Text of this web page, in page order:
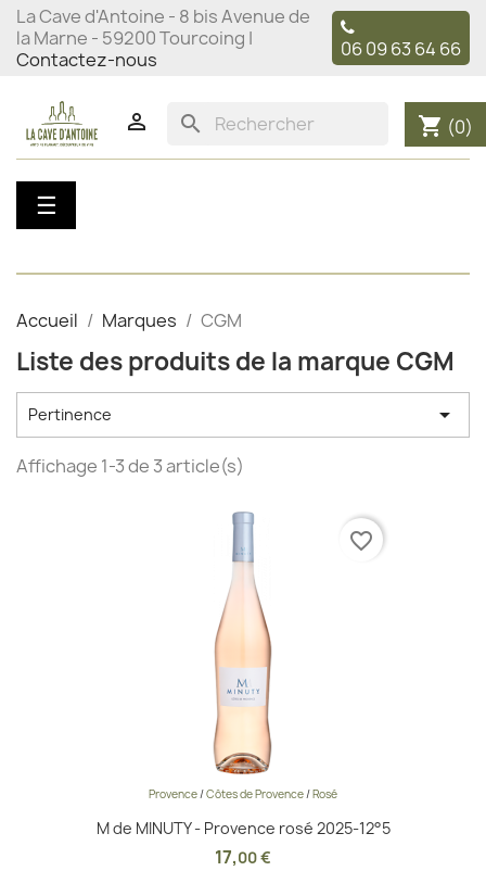
La Cave d'Antoine - 8 bis Avenue de
la Marne - 59200 Tourcoing |
Contactez-nous
06 09 63 64 66
 search shopping_cart (0)
Basculer
la
☰
Accueil Marques CGM
Liste des produits de la marque CGM
Pertinence 
Affichage 1-3 de 3 article(s)
Provence/Côtes de Provence/Rosé
M de MINUTY - Provence rosé 2025-12°5
17,00 €
favorite_border